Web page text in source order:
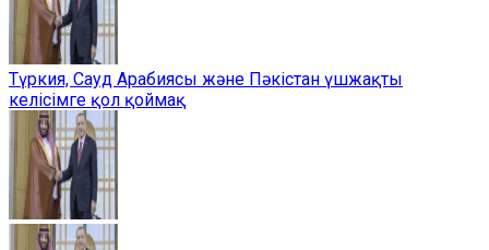
Түркия, Сауд Арабиясы және Пәкістан үшжақты
келісімге қол қоймақ